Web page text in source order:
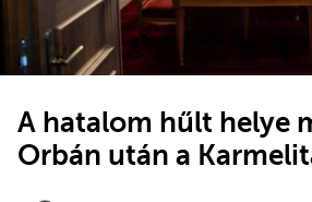
A hatalom hűlt helye
Orbán után a